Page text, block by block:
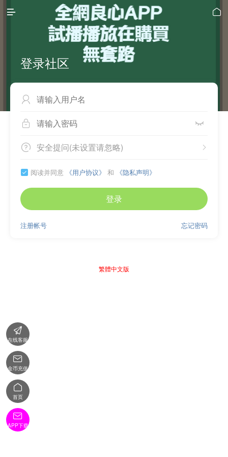
 
登录社区

 
 
安全提问(未设置请忽略)
 阅读并同意 《用户协议》 和 《隐私声明》
登录
忘记密码
注册帐号
繁體中文版

在线客服

金币充值

首页

APP下载